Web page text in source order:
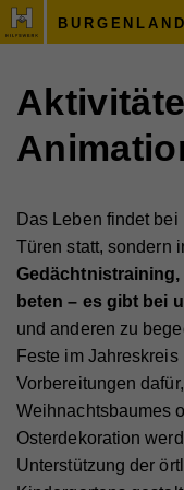
BURGENLAND
Das Leben findet
Türen statt, sondern
beten – es gibt bei
und anderen zu
Feste im
Vorbereitungen
Weihnachtsbaumes
Osterdekoration
Unterstützung der